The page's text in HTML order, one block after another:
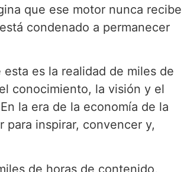
que ese motor nunca recibe
condenado a permanecer
es la realidad de miles de
conocimiento, la visión y el
la era de la economía de la
inspirar, convencer y,
de horas de contenido,